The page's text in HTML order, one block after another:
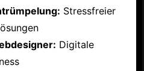
Stressfreier
Digitale